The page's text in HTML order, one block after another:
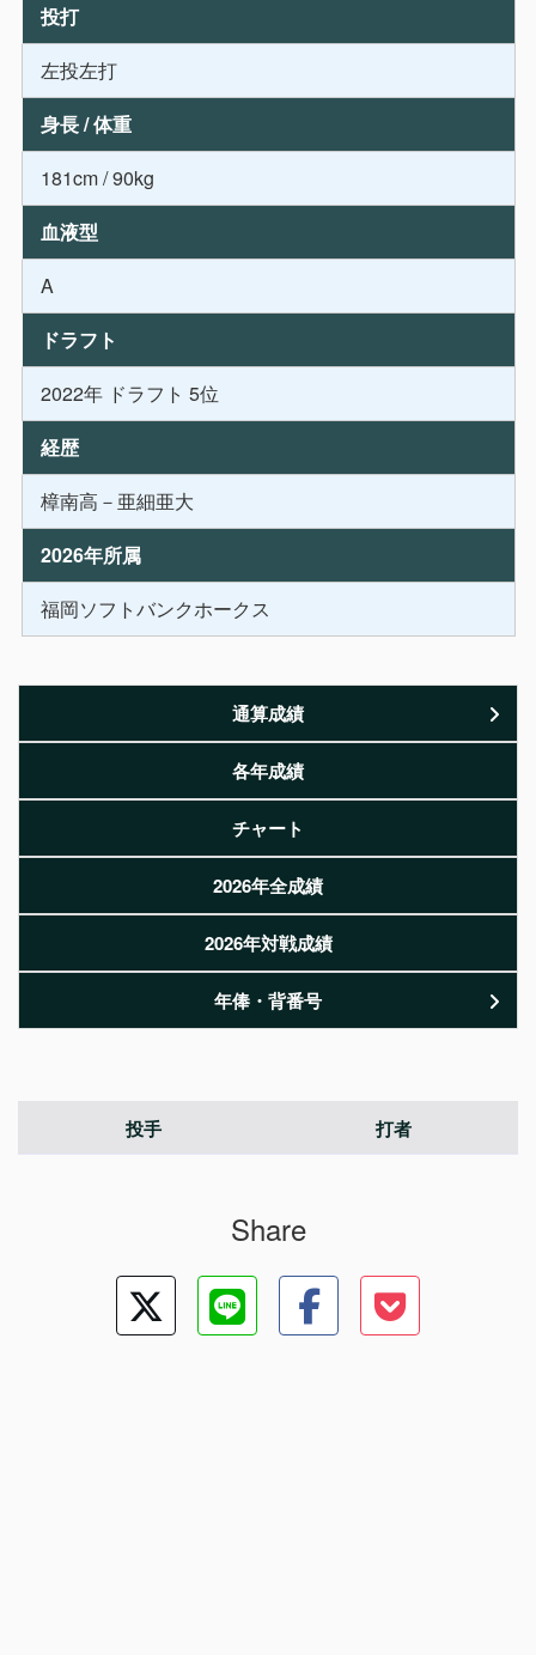
投打
左投左打
身長 / 体重
181cm / 90kg
血液型
A
ドラフト
2022年 ドラフト 5位
経歴
樟南高－亜細亜大
2026年所属
福岡ソフトバンクホークス
通算成績
各年成績
チャート
2026年全成績
2026年対戦成績
年俸・背番号
投手 打者
Share